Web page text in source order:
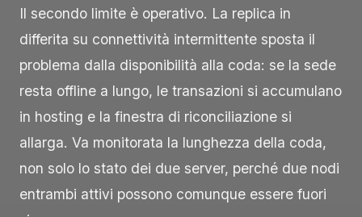
Il secondo limite è operativo. La replica in
differita su connettività intermittente sposta il
problema dalla disponibilità alla coda: se la sede
resta offline a lungo, le transazioni si accumulano
in hosting e la finestra di riconciliazione si
allarga. Va monitorata la lunghezza della coda,
non solo lo stato dei due server, perché due nodi
entrambi attivi possono comunque essere fuori